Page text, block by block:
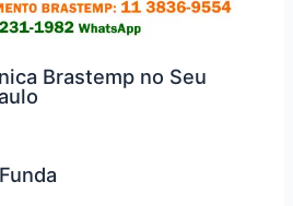
Brastemp no Seu